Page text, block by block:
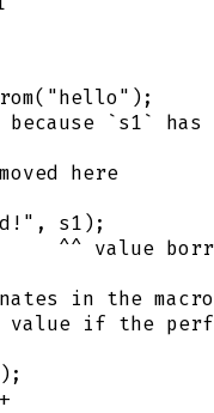
`s1`
here
s1);
^^ value
in the
if the